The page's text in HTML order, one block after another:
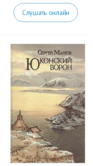
Слушать онлайн